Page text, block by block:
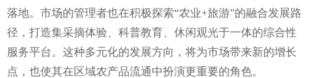
落地。市场的管理者也在积极探索“农业+旅游”的融合发展路
径，打造集采摘体验、科普教育、休闲观光于一体的综合性
服务平台。这种多元化的发展方向，将为市场带来新的增长
点，也使其在区域农产品流通中扮演更重要的角色。